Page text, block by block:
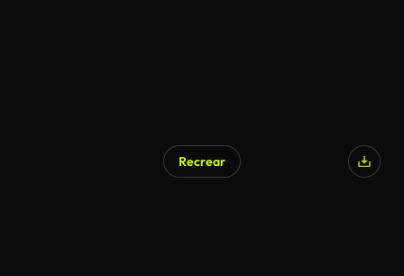
Recrear